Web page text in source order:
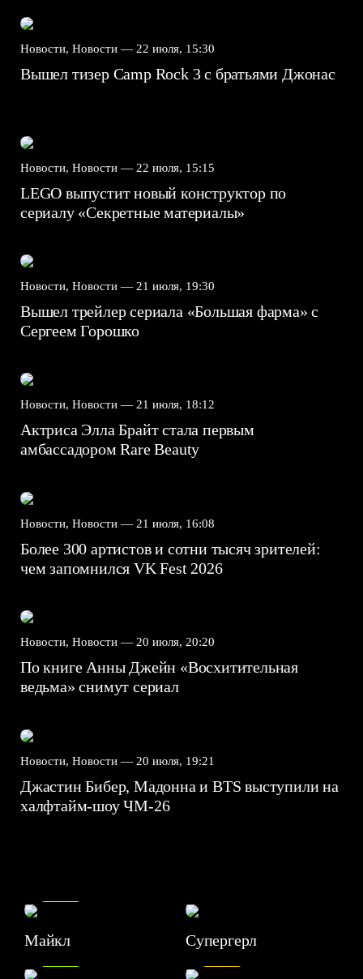
Новости, Новости — 22 июля, 15:30
Вышел тизер Camp Rock 3 с братьями Джонас
Новости, Новости — 22 июля, 15:15
LEGO выпустит новый конструктор по
сериалу «Секретные материалы»
Новости, Новости — 21 июля, 19:30
Вышел трейлер сериала «Большая фарма» с
Сергеем Горошко
Новости, Новости — 21 июля, 18:12
Актриса Элла Брайт стала первым
амбассадором Rare Beauty
Новости, Новости — 21 июля, 16:08
Более 300 артистов и сотни тысяч зрителей:
чем запомнился VK Fest 2026
Новости, Новости — 20 июля, 20:20
По книге Анны Джейн «Восхитительная
ведьма» снимут сериал
Новости, Новости — 20 июля, 19:21
Джастин Бибер, Мадонна и BTS выступили на
халфтайм-шоу ЧМ-26
Майкл Супергерл
7.1